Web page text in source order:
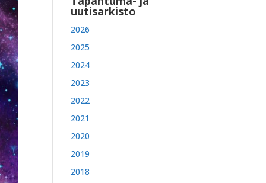
uutisarkisto
2026
2025
2024
2023
2022
2021
2020
2019
2018